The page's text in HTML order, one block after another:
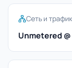
Сеть и трафик
Unmetered @